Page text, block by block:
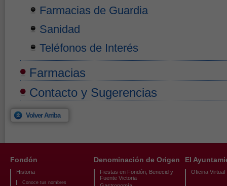
Farmacias de Guardia
Sanidad
Teléfonos de Interés
Farmacias
Contacto y Sugerencias
Volver Arriba
Fondón
Historia
Conoce tus nombres
Denominación de Origen
Fiestas en Fondón, Benecid y
Fuente Victoria
El
Oficina Virtual